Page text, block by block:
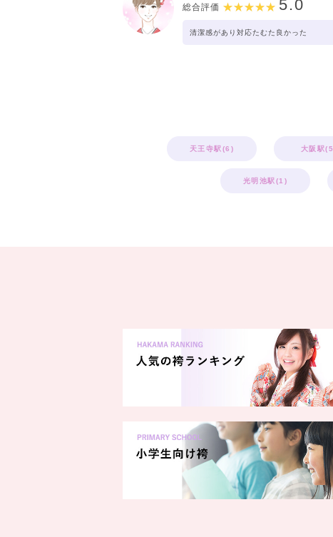
総合評価 5.0
清潔感があり対応たむた良かった
天王寺駅(6) 大阪駅
光明池駅(1)